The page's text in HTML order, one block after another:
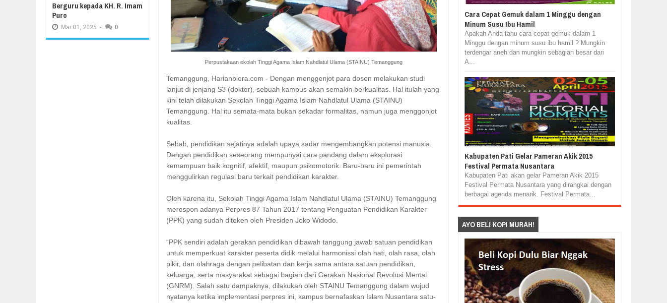
Perpustakaan ekolah Tinggi Agama Islam Nahdlatul Ulama (STAINU) Temanggung
Temanggung, Harianblora.com - Dengan menggenjot para dosen melakukan studi
lanjut di jenjang S3 (doktor), sebuah kampus akan semakin berkualitas. Hal itulah yang
kini telah dilakukan Sekolah Tinggi Agama Islam Nahdlatul Ulama (STAINU)
Temanggung. Hal itu semata-mata bukan sekadar formalitas, namun juga menggonjot
kualitas.
Sebab, pendidikan sejatinya adalah upaya sadar mengembangkan potensi manusia.
Dengan pendidikan seseorang mempunyai cara pandang dalam eksplorasi
kemampuan baik kognitif, afektif, maupun psikomotorik. Baru-baru ini pemerintah
menggulirkan regulasi baru terkait pendidikan karakter.
Oleh karena itu, Sekolah Tinggi Agama Islam Nahdlatul Ulama (STAINU) Temanggung
merespon adanya Perpres 87 Tahun 2017 tentang Penguatan Pendidikan Karakter
(PPK) yang sudah diteken oleh Presiden Joko Widodo.
“PPK sendiri adalah gerakan pendidikan dibawah tanggung jawab satuan pendidikan
untuk memperkuat karakter peserta didik melalui harmonissi olah hati, olah rasa, olah
pikir, dan olahraga dengan pelibatan dan kerja sama antara satuan pendidikan,
keluarga, serta masyarakat sebagai bagian dari Gerakan Nasional Revolusi Mental
(GNRM). Salah satu dampaknya, dilakukan oleh STAINU Temanggung dalam wujud
nyatanya ketika implementasi perpres ini, kampus bernafaskan Islam Nusantara satu-
Berguru kepada KH. R. Imam
Puro
Mar 01, 2025 - 0
Cara Cepat Gemuk dalam 1 Minggu dengan
Minum Susu Ibu Hamil
Apakah Anda tahu cara cepat gemuk dalam 1
Minggu dengan minum susu ibu hamil ? Mungkin
terdengar aneh dan mungkin sebagian besar dari
A...
Kabupaten Pati Gelar Pameran Akik 2015
Festival Permata Nusantara
Kabupaten Pati akan gelar Pameran Akik 2015
Festival Permata Nusantara yang dirangkai dengan
berbagai agenda menarik. Festival Permata...
AYO BELI KOPI MURAH!